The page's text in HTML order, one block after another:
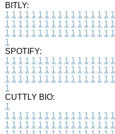
BITLY:
1 1 1 1 1 1 1 1 1 1 1 1 1 1 1 1 1
1 1 1 1 1 1 1 1 1 1 1 1 1 1 1 1 1
1 1 1 1 1 1 1 1 1 1 1 1 1 1 1 1 1
1
SPOTIFY:
1 1 1 1 1 1 1 1 1 1 1 1 1 1 1 1 1
1 1 1 1 1 1 1 1 1 1 1 1 1 1 1 1 1
1 1 1 1 1 1 1 1 1 1 1 1 1 1 1 1 1
1
CUTTLY BIO:
1
1 1 1 1 1 1 1 1 1 1 1 1 1 1 1 1 1
1 1 1 1 1 1 1 1 1 1 1 1 1 1 1 1 1